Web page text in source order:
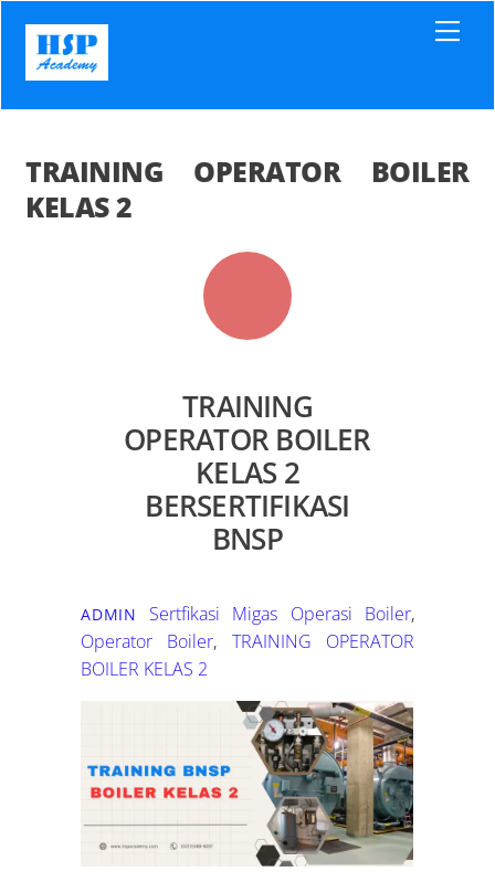
content
TRAINING OPERATOR BOILER
KELAS 2
TRAINING
OPERATOR BOILER
KELAS 2
BERSERTIFIKASI
BNSP
ADMIN Sertfikasi Migas Operasi Boiler,
Operator Boiler, TRAINING OPERATOR
BOILER KELAS 2